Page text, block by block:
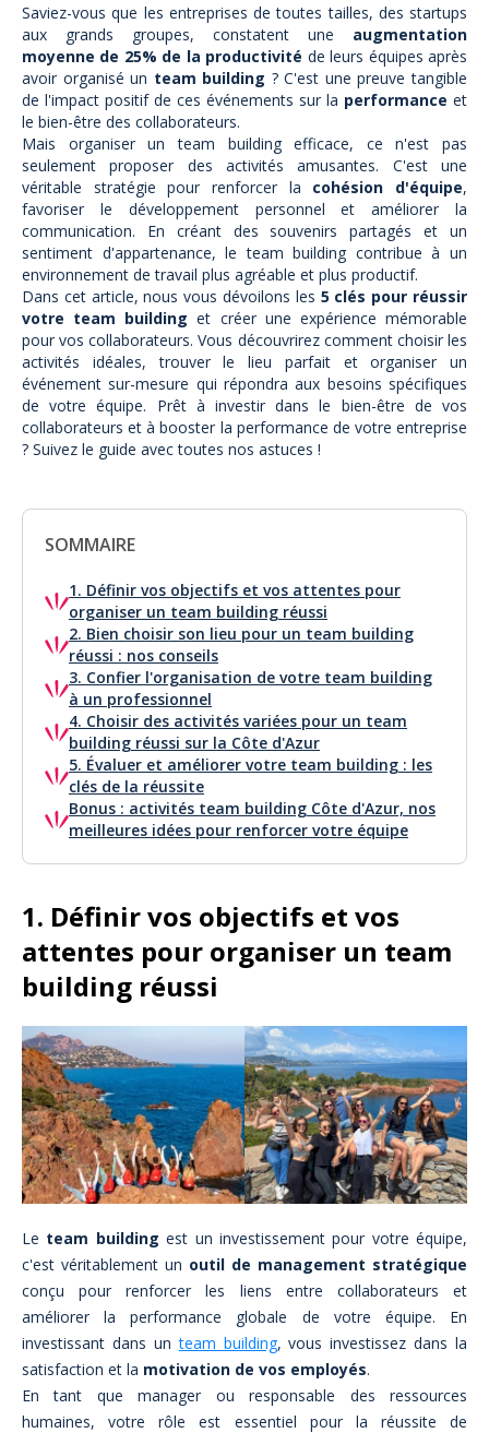
Saviez-vous que les entreprises de toutes tailles, des startups
aux grands groupes, constatent une augmentation
moyenne de 25% de la productivité de leurs équipes après
avoir organisé un team building ? C'est une preuve tangible
de l'impact positif de ces événements sur la performance et
le bien-être des collaborateurs.
Mais organiser un team building efficace, ce n'est pas
seulement proposer des activités amusantes. C'est une
véritable stratégie pour renforcer la cohésion d'équipe,
favoriser le développement personnel et améliorer la
communication. En créant des souvenirs partagés et un
sentiment d'appartenance, le team building contribue à un
environnement de travail plus agréable et plus productif.
Dans cet article, nous vous dévoilons les 5 clés pour réussir
votre team building et créer une expérience mémorable
pour vos collaborateurs. Vous découvrirez comment choisir les
activités idéales, trouver le lieu parfait et organiser un
événement sur-mesure qui répondra aux besoins spécifiques
de votre équipe. Prêt à investir dans le bien-être de vos
collaborateurs et à booster la performance de votre entreprise
? Suivez le guide avec toutes nos astuces !
SOMMAIRE
1. Définir vos objectifs et vos attentes pour
organiser un team building réussi
2. Bien choisir son lieu pour un team building
réussi : nos conseils
3. Confier l'organisation de votre team building
à un professionnel
4. Choisir des activités variées pour un team
building réussi sur la Côte d'Azur
5. Évaluer et améliorer votre team building : les
clés de la réussite
Bonus : activités team building Côte d'Azur, nos
meilleures idées pour renforcer votre équipe
1. Définir vos objectifs et vos
attentes pour organiser un team
building réussi
Le team building est un investissement pour votre équipe,
c'est véritablement un outil de management stratégique
conçu pour renforcer les liens entre collaborateurs et
améliorer la performance globale de votre équipe. En
investissant dans unteam building, vous investissez dans la
satisfaction et la motivation de vos employés.
En tant que manager ou responsable des ressources
humaines, votre rôle est essentiel pour la réussite de